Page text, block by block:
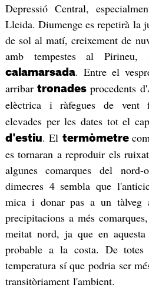
Depressió Central,
Lleida. Diumenge es repetirà la
de sol al matí, creixement de
amb tempestes al Pirineu,
calamarsada. Entre el
arribartronades procedents
elèctrica i ràfegues de
elevades per les dates tot el
d'estiu. El termòmetre
es tornaran a reproduir els
algunes comarques del
dimecres 4 sembla que
mica i donar pas a un tàlveg
precipitacions a més
meitat nord, ja que en
probable a la costa. De totes
temperatura sí que podria ser
transitòriament l'ambient.